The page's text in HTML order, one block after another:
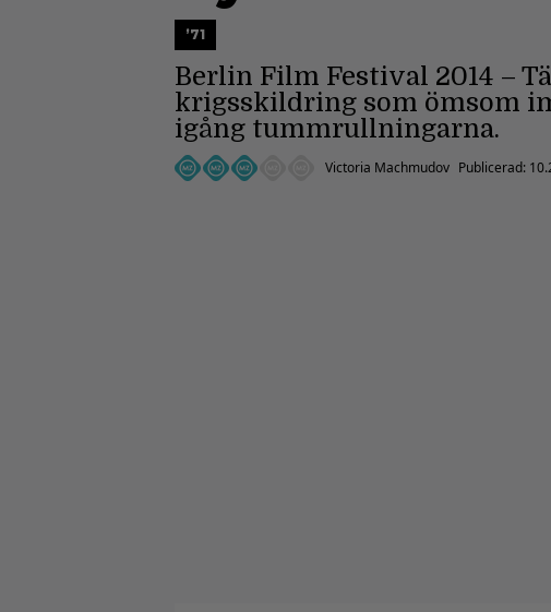
’71
Berlin Film Festival 2014 –
krigsskildring som ömsom
igång tummrullningarna.
Victoria Machmudov Publicerad: